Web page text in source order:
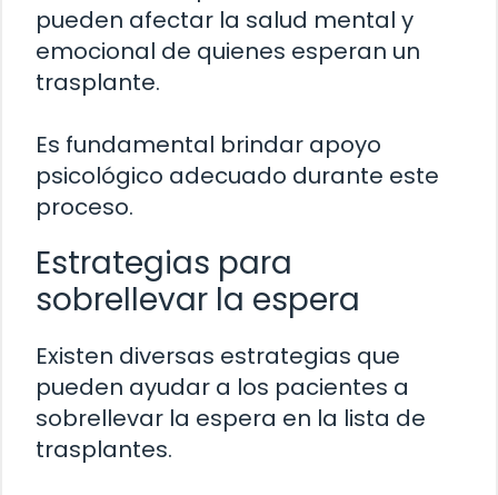
pueden afectar la salud mental y
emocional de quienes esperan un
trasplante.
Es fundamental brindar apoyo
psicológico adecuado durante este
proceso.
Estrategias para
sobrellevar la espera
Existen diversas estrategias que
pueden ayudar a los pacientes a
sobrellevar la espera en la lista de
trasplantes.